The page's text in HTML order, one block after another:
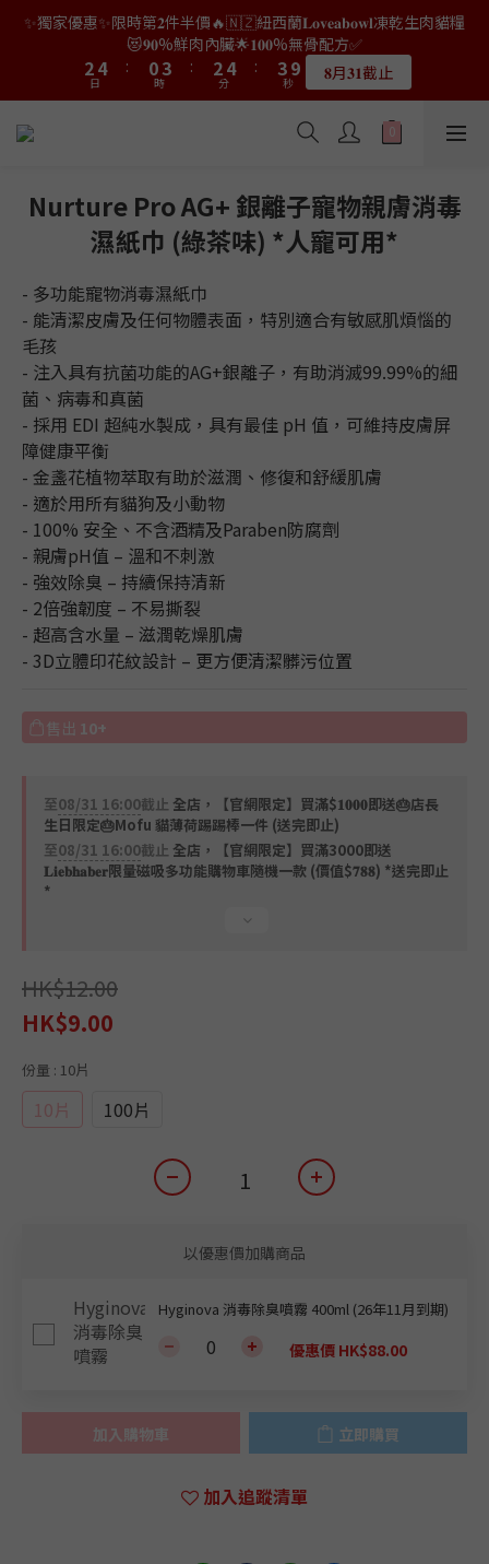
👑店長生日限量喵喵劵🎂買滿$𝟑𝟔𝟖即減$𝟐𝟖🥳結帳時輸入優惠碼
【𝐇𝐀𝐏𝐏𝐘𝐁𝐈𝐑𝐓𝐇𝐃𝐀𝐘】即可！部分產品不適用
4
2
1
6
4
日
2
1
0
5
4
3
時
4
3
2
1
6
5
4
3
分
5
4
3
2
9
8
7
6
5
2
1
秒 限量20個
1
0
1
0
1
0
05
4
3
2
1
0
😻𝟗𝟎%鮮肉內臟🌟𝟏𝟎𝟎%無骨配方✅
3
1
0
5
3
2
日
:
1
0
4
3
2
1
時
:
3
2
1
0
5
4
3
2
分
:
4
3
2
1
9
8
7
6
5
2
1
0
秒 𝟖月𝟑𝟏截止
👑店長生日限量喵喵劵🎂買滿$𝟑𝟔𝟖即減$𝟐𝟖🥳結帳時輸入優惠碼
【𝐇𝐀𝐏𝐏𝐘𝐁𝐈𝐑𝐓𝐇𝐃𝐀𝐘】即可！部分產品不適用
8
7
6
5
4
0
9
8
7
6
2
1
0
6
5
4
3
2
9
8
7
6
5
1
7
6
5
4
0
9
8
7
6
2
1
0
9
8
7
6
5
1
0
9
6
5
4
1
Nurture Pro AG+ 銀離子寵物親膚消毒
濕紙巾 (綠茶味) *人寵可用*
- 多功能寵物消毒濕紙巾
- 能清潔皮膚及任何物體表面，特別適合有敏感肌煩惱的
毛孩
- 注入具有抗菌功能的AG+銀離子，有助消滅99.99%的細
菌、病毒和真菌
- 採用 EDI 超純水製成，具有最佳 pH 值，可維持皮膚屏
障健康平衡
- 金盞花植物萃取有助於滋潤、修復和舒緩肌膚
- 適於用所有貓狗及小動物
- 100% 安全、不含酒精及Paraben防腐劑
- 親膚pH值 – 溫和不刺激
- 強效除臭 – 持續保持清新
- 2倍強韌度 – 不易撕裂
- 超高含水量 – 滋潤乾燥肌膚
- 3D立體印花紋設計 – 更方便清潔髒污位置
售出 10+
至08/31 16:00截止 全店，【官網限定】買滿$𝟏𝟎𝟎𝟎即送🎂店長
生日限定🎂Mofu 貓薄荷踢踢棒一件 (送完即止)
至08/31 16:00截止 全店，【官網限定】買滿3000即送
𝐋𝐢𝐞𝐛𝐡𝐚𝐛𝐞𝐫限量磁吸多功能購物車隨機一款 (價值$𝟕𝟖𝟖) *送完即止
*
HK$12.00
HK$9.00
份量 : 10片
10片 100片
以優惠價加購商品
Hyginova 消毒除臭噴霧 400ml (26年11月到期)
優惠價 HK$88.00
加入購物車 立即購買
加入追蹤清單